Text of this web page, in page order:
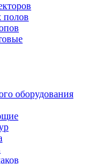
полов
оборудования